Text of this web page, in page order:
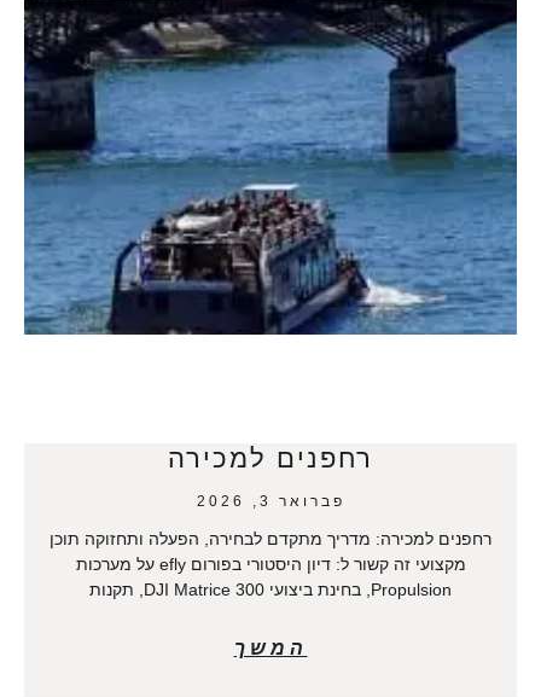
רחפנים למכירה
פברואר 3, 2026
רחפנים למכירה: מדריך מתקדם לבחירה, הפעלה ותחזוקה תוכן
מקצועי זה קשור ל: דיון היסטורי בפורום efly על מערכות
Propulsion, בחינת ביצועי DJI Matrice 300, תקנות
המשך